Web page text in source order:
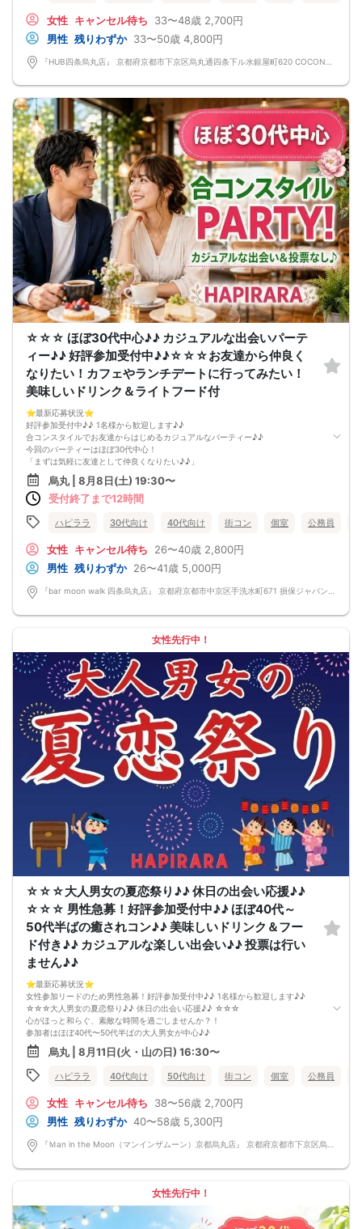
「ちょうどいい距離感」から始めませんか？
清潔感のあるお店で気にせずお話を楽しめます。
落ち着いた雰囲気の中で、リラックスしてお話しできるのが魅力なんです♪♪
ゆったり着席スタイル♪♪
ル・ビール等♪♪）
連絡先交換自由♪♪ 次に繋がりやすい♪♪
【お支払い方法】
当日現金払い♪
楽々♪クレジット払い♪
＜申込画面でいずれかを選択ください＞
※お申し込み後、即時でお客様のお席を確保しています♪
規定のキャンセルポリシーが適用されます。ご確認の上、お申込み願います。
男女調整・お席の確保等を行っております運営都合上、ご理解をお願いします。
【会場での受付】
10分前より受付♪
【必ずご確認くださいませ】
開催中のマスク着用は任意とさせていただきます。
ドリンクメニュー・フード類については店舗により若干変更する場合がありま
※お申し込み後、即時でお客様のお席を確保しています。
規定のキャンセルポリシーが適用されます。ご確認の上、お申込み願います。
男女調整・お席の確保等を行っております運営都合上、ご理解をお願いします。
最少催行人数2対2～
ただし当日欠席による人数減少は不可抗力のため返金は行いません。
中止タイミング 2時間前迄にご連絡します。
※直前キャンセルが発生した場合にはその限りではありません。
本イベントは貴重な同世代との出会いの場です。
上記同意了承の上お申し込みいただいたとみなします。
イベント当日、イベントの進行をスムーズにする為、スタッフの指示に従ってく
ださい。
女性 キャンセル待ち 33〜48歳 2,700円
男性 残りわずか 33〜50歳 4,800円
☆☆☆ ほぼ30代中心♪♪ カジュアルな出会いパーテ
ィー♪♪ 好評参加受付中♪♪☆☆☆お友達から仲良く
なりたい！カフェやランチデートに行ってみたい！
美味しいドリンク＆ライトフード付
⭐️最新応募状況⭐️
好評参加受付中♪♪ 1名様から歓迎します♪♪
合コンスタイルでお友達からはじめるカジュアルなパーティー♪♪
今回のパーティーはほぼ30代中心！
「まずは気軽に友達として仲良くなりたい♪♪」
「気になる方とカフェやランチデートに行ってみたい♪♪」
「良きパートナーを見つけたい♪♪」
そんなあなたにぴったりのコンパ風な出会いイベントをご用意しました♪
皆さんでお話するのはきっと楽しいはず！
清潔感のあるお店で気にせずお話を楽しめます。
落ち着いた雰囲気の中で、リラックスしてお話しできるのが魅力なんです♪♪
～開催形式について～
美味しいドリンクをサービス♡（ソフトドリンク・ノンアルカクテル・カクテ
連絡先交換自由♪♪ 次に繋がりやすい♪♪
楽々♪クレジット払い♪
＜申込画面でいずれかを選択ください＞
※お申し込み後、即時でお客様のお席を確保しています♪
規定のキャンセルポリシーが適用されます。ご確認の上、お申込み願います。
男女調整・お席の確保等を行っております運営都合上、ご理解をお願いします。
【会場での受付】
10分前より受付♪
【必ずご確認くださいませ】
開催中のマスク着用は任意とさせていただきます。
ドリンクメニュー・フード類については店舗により若干変更する場合がありま
す。
※お申し込み後、即時でお客様のお席を確保しています。
規定のキャンセルポリシーが適用されます。ご確認の上、お申込み願います。
男女調整・お席の確保等を行っております運営都合上、ご理解をお願いします。
最少催行人数2対2～
ただし当日欠席による人数減少は不可抗力のため返金は行いません。
本イベントは貴重な同世代との出会いの場です。
上記同意了承の上お申し込みいただいたとみなします。
イベント当日、イベントの進行をスムーズにする為、スタッフの指示に従ってく
ださい。
烏丸 | 8月8日(土) 19:30〜
受付終了まで12時間
ハピララ 30代向け 40代向け 街コン 個室 公務員
女性 キャンセル待ち 26〜40歳 2,800円
男性 残りわずか 26〜41歳 5,000円
女性先行中！
☆☆☆大人男女の夏恋祭り♪♪ 休日の出会い応援♪♪
☆☆☆ 男性急募！好評参加受付中♪♪ ほぼ40代～
50代半ばの癒されコン♪♪ 美味しいドリンク＆フー
ド付き♪♪ カジュアルな楽しい出会い♪♪ 投票は行い
ません♪♪
⭐️最新応募状況⭐️
女性参加リードのため男性急募！好評参加受付中♪♪ 1名様から歓迎します♪♪
☆☆☆大人男女の夏恋祭り♪♪ 休日の出会い応援♪♪ ☆☆☆
心がほっと和らぐ、素敵な時間を過ごしませんか？！
参加者はほぼ40代〜50代半ばの大人男女が中心♪♪
同世代だからこそ趣味や暮らし、これまでの経験など、自然と共感できる会話が
生まれます。
「落ち着いた雰囲気の中で、カジュアルで楽しい出会いがほしい♪♪」
そんな方におすすめのイベントです♪♪
美味しいドリンクやフードを楽しみながら、
周囲を気にせず、リラックスして交流できます。
会話しやすい和やかな雰囲気なので、安心してご参加いただけます♪♪
「まずはお友達から仲良くなりたい♪」
「気になる人とカフェや納涼デートに行ってみたい♪」
～開催形式について～
ゆったり着席スタイル♪♪
烏丸 | 8月11日(火・山の日) 16:30〜
ハピララ 40代向け 50代向け 街コン 個室 公務員
女性 キャンセル待ち 38〜56歳 2,700円
男性 残りわずか 40〜58歳 5,300円
『Ｍan in the Moon（マンインザムーン）京都烏丸店』 京都府京都市下京区烏丸通高辻下る因幡堂町713番地
女性先行中！